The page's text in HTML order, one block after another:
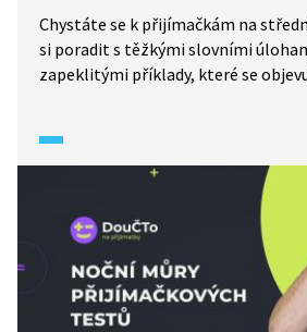
Chystáte se k přijímačkám na
si poradit s těžkými slovními
zapeklitými příklady, které se